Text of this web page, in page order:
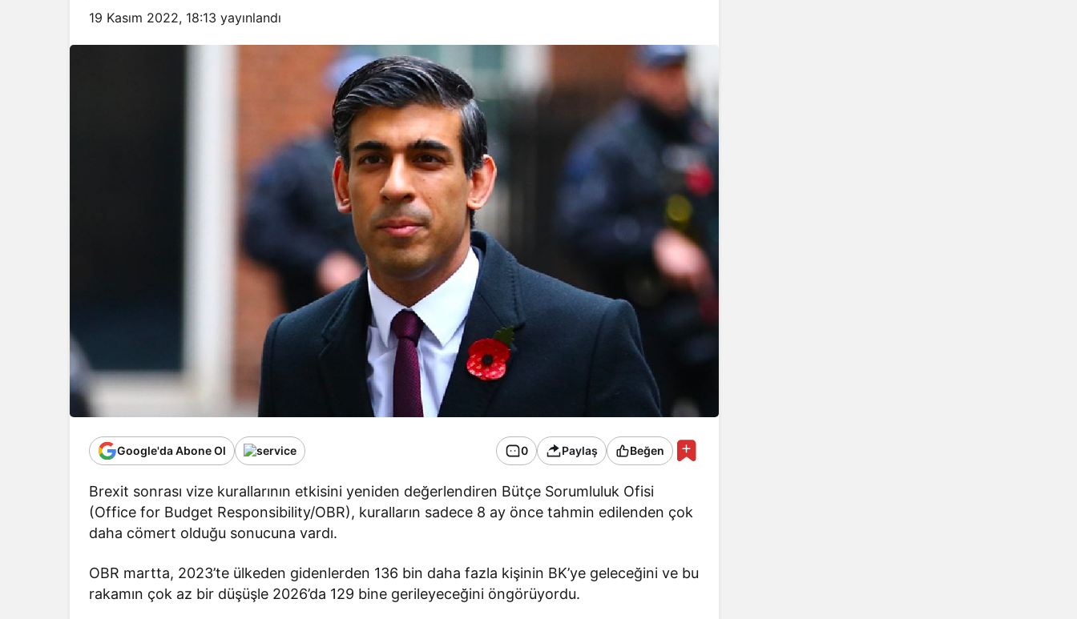
19 Kasım 2022, 18:13 yayınlandı
Google'da Abone Ol 0 Paylaş Beğen
Brexit sonrası vize kurallarının etkisini yeniden değerlendiren Bütçe Sorumluluk Ofisi
(Office for Budget Responsibility/OBR), kuralların sadece 8 ay önce tahmin edilenden çok
daha cömert olduğu sonucuna vardı.
OBR martta, 2023’te ülkeden gidenlerden 136 bin daha fazla kişinin BK’ye geleceğini ve bu
rakamın çok az bir düşüşle 2026’da 129 bine gerileyeceğini öngörüyordu.